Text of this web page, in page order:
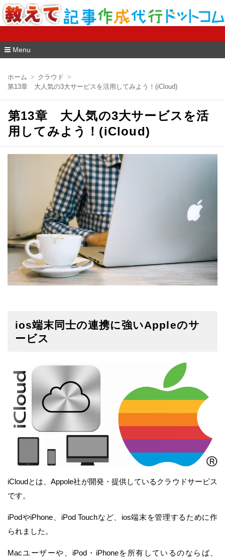
教えて記事作成代行ドットコム
Menu
ツ
ホーム
クラウド
第13章 大人気の3大サービスを活用してみよう！(iCloud)
第13章 大人気の3大サービスを活
用してみよう！(iCloud)
ios端末同士の連携に強いAppleのサ
ービス
iCloudとは、Appole社が開発・提供しているクラウドサービス
です。
iPodやiPhone、iPod Touchなど、ios端末を管理するために作
られました。
Macユーザーや、iPod・iPhoneを所有しているのならば、